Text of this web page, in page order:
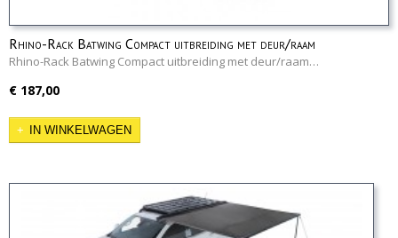
Rhino-Rack Batwing Compact uitbreiding met deur/raam
Rhino-Rack Batwing Compact uitbreiding met deur/raam…
€ 187,00
IN WINKELWAGEN